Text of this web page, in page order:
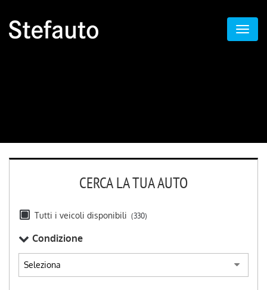
CERCA LA TUA AUTO
Tutti i veicoli disponibili (330)
Condizione